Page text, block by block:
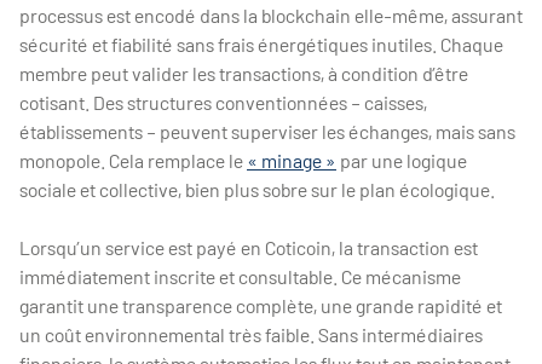
processus est encodé dans la blockchain elle-même, assurant
sécurité et fiabilité sans frais énergétiques inutiles. Chaque
membre peut valider les transactions, à condition d’être
cotisant. Des structures conventionnées – caisses,
établissements – peuvent superviser les échanges, mais sans
monopole. Cela remplace le « minage » par une logique
sociale et collective, bien plus sobre sur le plan écologique.
Lorsqu’un service est payé en Coticoin, la transaction est
immédiatement inscrite et consultable. Ce mécanisme
garantit une transparence complète, une grande rapidité et
un coût environnemental très faible. Sans intermédiaires